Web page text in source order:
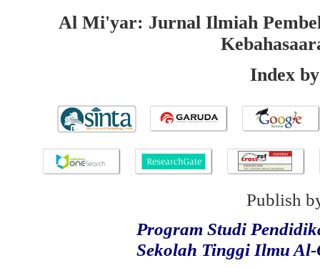
Al Mi'yar: Jurnal Ilmiah
Index by
Publish
Program Studi
Sekolah Tinggi Ilmu